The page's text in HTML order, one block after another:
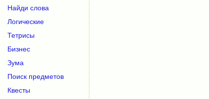
Найди слова
Логические
Тетрисы
Бизнес
Зума
Поиск предметов
Квесты